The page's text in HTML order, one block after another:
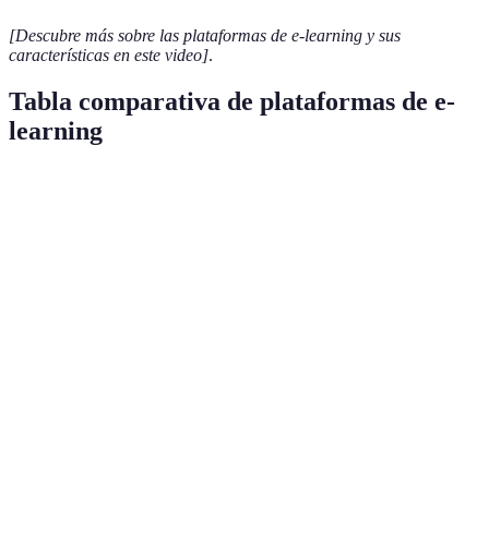
[Descubre más sobre las plataformas de e-learning y sus
características en este video].
Tabla comparativa de plataformas de e-
learning